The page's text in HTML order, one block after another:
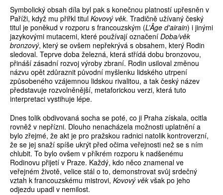
Symbolický obsah díla byl pak s konečnou platností upřesněn v
Paříži, když mu přiřkl titul Kovový věk. Tradičně užívaný český
titul je poněkud v rozporu s francouzským (L’Âge d'airain) i jinými
jazykovými mutacemi, které používají označení Doba/věk
bronzový, který se ovšem nepřekrývá s obsahem, který Rodin
sledoval. Teprve doba železná, která střídá dobu bronzovou,
přináší zásadní rozvoj výroby zbraní. Rodin usiloval změnou
názvu opět zdůraznit původní myšlenku lidského utrpení
způsobeného vzájemnou lidskou rivalitou, a tak český název
představuje rozvolněnější, metaforickou verzi, která tuto
interpretaci vystihuje lépe.
Dnes tolik obdivovaná socha se poté, co ji Praha získala, ocitla
rovněž v nepřízni. Dlouho nenacházela možnosti uplatnění a
bylo zřejmé, že akt je pro pražskou radnici natolik kontroverzní,
že se jej snaží spíše ukrýt před očima veřejnosti než se s ním
chlubit. To bylo ovšem v příkrém rozporu k nadšenému
Rodinovu přijetí v Praze. Každý, kdo něco znamenal ve
veřejném životě, velice stál o to, demonstrovat svůj srdečný
vztah k francouzskému mistrovi, Kovový věkvšak po jeho
odjezdu upadl v nemilost.